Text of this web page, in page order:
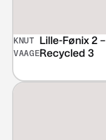
KNUT
VAAGE
Lille-Fønix 2 –
Recycled 3